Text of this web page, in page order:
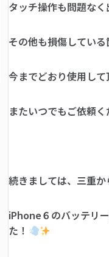
タッチ操作も問題な
その他も損傷している
今までどおり使用し
またいつでもご依頼
続きましては、三重か
iPhone６のバッテリ
た！